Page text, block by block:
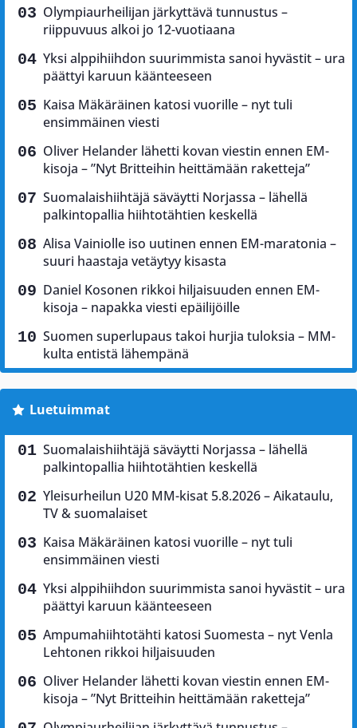
Olympiaurheilijan järkyttävä tunnustus –
riippuvuus alkoi jo 12-vuotiaana
Yksi alppihiihdon suurimmista sanoi hyvästit – ura
päättyi karuun käänteeseen
Kaisa Mäkäräinen katosi vuorille – nyt tuli
ensimmäinen viesti
Oliver Helander lähetti kovan viestin ennen EM-
kisoja – ”Nyt Britteihin heittämään raketteja”
Suomalaishiihtäjä säväytti Norjassa – lähellä
palkintopallia hiihtotähtien keskellä
Alisa Vainiolle iso uutinen ennen EM-maratonia –
suuri haastaja vetäytyy kisasta
Daniel Kosonen rikkoi hiljaisuuden ennen EM-
kisoja – napakka viesti epäilijöille
Suomen superlupaus takoi hurjia tuloksia – MM-
kulta entistä lähempänä
Luetuimmat
Suomalaishiihtäjä säväytti Norjassa – lähellä
palkintopallia hiihtotähtien keskellä
Yleisurheilun U20 MM-kisat 5.8.2026 – Aikataulu,
TV & suomalaiset
Kaisa Mäkäräinen katosi vuorille – nyt tuli
ensimmäinen viesti
Yksi alppihiihdon suurimmista sanoi hyvästit – ura
päättyi karuun käänteeseen
Ampumahiihtotähti katosi Suomesta – nyt Venla
Lehtonen rikkoi hiljaisuuden
Oliver Helander lähetti kovan viestin ennen EM-
kisoja – ”Nyt Britteihin heittämään raketteja”